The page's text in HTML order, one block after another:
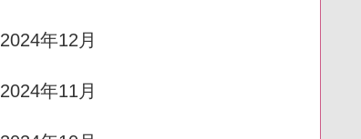
2024年12月
2024年11月